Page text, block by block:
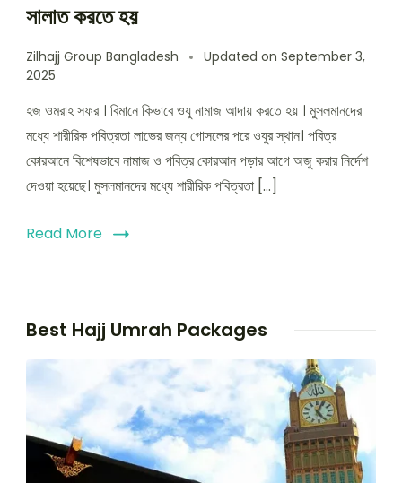
সালাত করতে হয়
Zilhajj Group Bangladesh Updated on September 3,
2025
হজ ওমরাহ সফর । বিমানে কিভাবে ওযু নামাজ আদায় করতে হয় । মুসলমানদের
মধ্যে শারীরিক পবিত্রতা লাভের জন্য গোসলের পরে ওযুর স্থান। পবিত্র
কোরআনে বিশেষভাবে নামাজ ও পবিত্র কোরআন পড়ার আগে অজু করার নির্দেশ
দেওয়া হয়েছে। মুসলমানদের মধ্যে শারীরিক পবিত্রতা […]
Read More
Best Hajj Umrah Packages